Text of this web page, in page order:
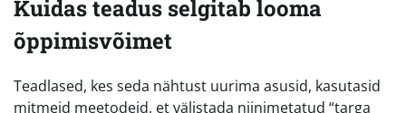
Kuidas teadus selgitab looma
õppimisvõimet
Teadlased, kes seda nähtust uurima asusid, kasutasid
mitmeid meetodeid, et välistada niinimetatud “targa